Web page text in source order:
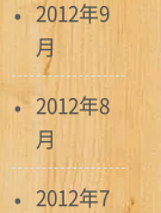
2012年9
月
2012年8
月
2012年7